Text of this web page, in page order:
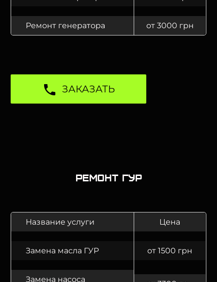
Ремонт генератора от 3000 грн
ЗАКАЗАТЬ
Ремонт ГУР
Название услуги Цена
Замена масла ГУР от 1500 грн
Замена насоса